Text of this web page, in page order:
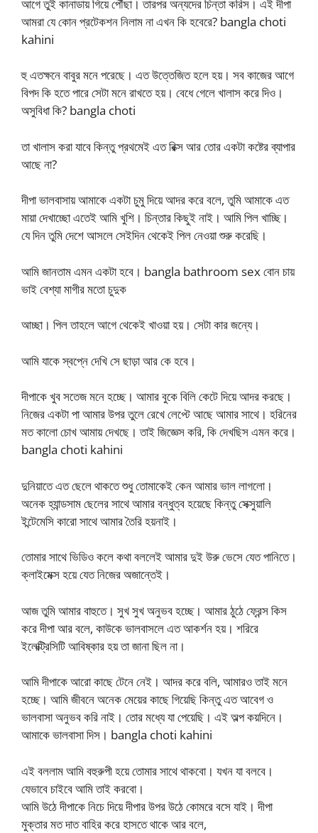
আগে তুই কানাডায় গিয়ে পৌঁছা। তারপর অন্যদের চিন্তা করিস। এই দীপা
আমরা যে কোন প্রটেকশন নিলাম না এখন কি হবেরে? bangla choti
kahini
হু এতক্ষনে বাবুর মনে পরেছে। এত উত্তেজিত হলে হয়। সব কাজের আগে
বিপদ কি হতে পারে সেটা মনে রাখতে হয়। বেধে গেলে খালাস করে দিও।
অসুবিধা কি? bangla choti
তা খালাস করা যাবে কিন্তু প্রথমেই এত রিক্স আর তোর একটা কষ্টের ব্যাপার
আছে না?
দীপা ভালবাসায় আমাকে একটা চুমু দিয়ে আদর করে বলে, তুমি আমাকে এত
মায়া দেখাচ্ছো এতেই আমি খুশি। চিন্তার কিছুই নাই। আমি পিল খাচ্ছি।
যে দিন তুমি দেশে আসলে সেইদিন থেকেই পিল নেওয়া শুরু করেছি।
আমি জানতাম এমন একটা হবে। bangla bathroom sex বোন চায়
ভাই বেশ্যা মাগীর মতো চুদুক
আচ্ছা। পিল তাহলে আগে থেকেই খাওয়া হয়। সেটা কার জন্যে।
আমি যাকে স্বপ্নে দেখি সে ছাড়া আর কে হবে।
দীপাকে খুব সতেজ মনে হচ্ছে। আমার বুকে বিলি কেটে দিয়ে আদর করছে।
নিজের একটা পা আমার উপর তুলে রেখে লেপ্টে আছে আমার সাথে। হরিনের
মত কালো চোখ আমায় দেখছে। তাই জিজ্ঞেস করি, কি দেখছিস এমন করে।
bangla choti kahini
দুনিয়াতে এত ছেলে থাকতে শুধু তোমাকেই কেন আমার ভাল লাগলো।
অনেক হ্যান্ডসাম ছেলের সাথে আমার বন্ধুত্ব হয়েছে কিন্তু সেক্সুয়ালি
ইন্টেমেসি কারো সাথে আমার তৈরি হয়নাই।
তোমার সাথে ভিডিও কলে কথা বললেই আমার দুই উরু ভেসে যেত পানিতে।
ক্লাইমেক্স হয়ে যেত নিজের অজান্তেই।
আজ তুমি আমার বাহুতে। সুখ সুখ অনুভব হচ্ছে। আমার ঠুঠে ফ্রেন্স কিস
করে দীপা আর বলে, কাউকে ভালবাসলে এত আকর্শন হয়। শরিরে
ইলেক্ট্রিসিটি আবিষ্কার হয় তা জানা ছিল না।
আমি দীপাকে আরো কাছে টেনে নেই। আদর করে বলি, আমারও তাই মনে
হচ্ছে। আমি জীবনে অনেক মেয়ের কাছে গিয়েছি কিন্তু এত আবেগ ও
ভালবাসা অনুভব করি নাই। তোর মধ্যে যা পেয়েছি। এই অল্প কয়দিনে।
আমাকে ভালবাসা দিস। bangla choti kahini
এই বললাম আমি বহুরুপী হয়ে তোমার সাথে থাকবো। যখন যা বলবে।
যেভাবে চাইবে আমি তাই করবো।
আমি উঠে দীপাকে নিচে দিয়ে দীপার উপর উঠে কোমরে বসে যাই। দীপা
মুক্তার মত দাত বাহির করে হাসতে থাকে আর বলে,